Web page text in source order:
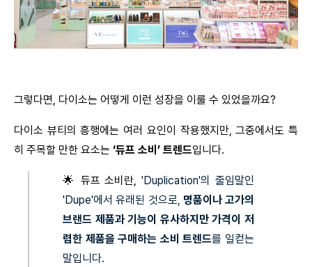
그렇다면, 다이소는 어떻게 이런 성장을 이룰 수 있었을까요?
다이소 뷰티의 흥행에는 여러 요인이 작용했지만, 그중에서도 특
히 주목할 만한 요소는 ‘듀프 소비’ 트렌드입니다.
🌟 듀프 소비란, 'Duplication'의 줄임말인
'Dupe'에서 유래된 것으로, 명품이나 고가의
브랜드 제품과 기능이 유사하지만 가격이 저
렴한 제품을 구매하는 소비 트렌드를 일컫는
말입니다.